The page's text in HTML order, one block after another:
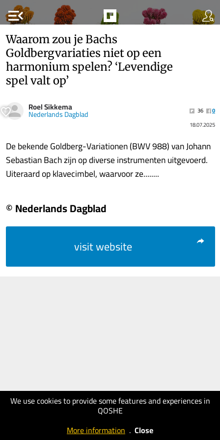
menu_open
We use cookies to provide some features and experiences in
QOSHE
More information . Close
Waarom zou je Bachs
Goldbergvariaties niet op een
harmonium spelen? ‘Levendige
spel valt op’
Roel Sikkema
Nederlands Dagblad 36
0
18.07.2025
De bekende Goldberg-Variationen (BWV 988) van Johann
Sebastian Bach zijn op diverse instrumenten uitgevoerd.
Uiteraard op klavecimbel, waarvoor ze........
© Nederlands Dagblad
visit website